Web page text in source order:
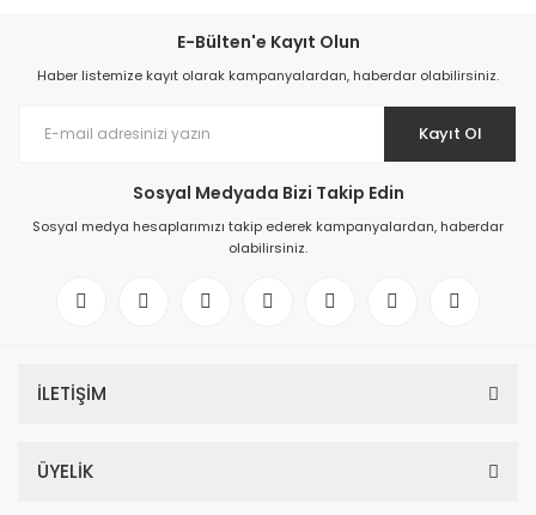
E-Bülten'e Kayıt Olun
Haber listemize kayıt olarak kampanyalardan, haberdar olabilirsiniz.
Kayıt Ol
Sosyal Medyada Bizi Takip Edin
Sosyal medya hesaplarımızı takip ederek kampanyalardan, haberdar
olabilirsiniz.
İLETİŞİM
ÜYELİK